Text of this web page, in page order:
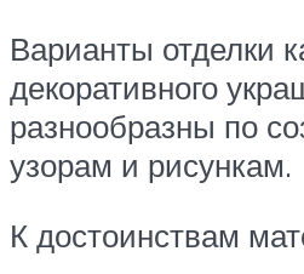
Варианты отделки
декоративного
разнообразны по
узорам и рисункам.
К достоинствам